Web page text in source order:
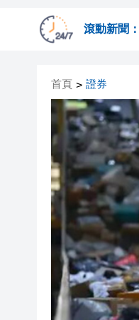
滾動新聞：
首頁 > 證券